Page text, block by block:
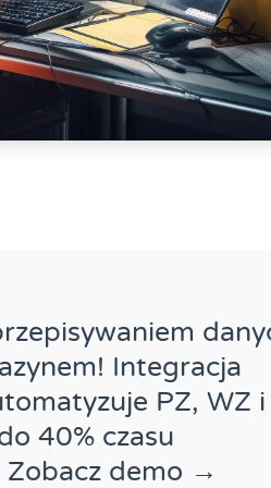
Integracja
PZ, WZ i
40% czasu
demo →